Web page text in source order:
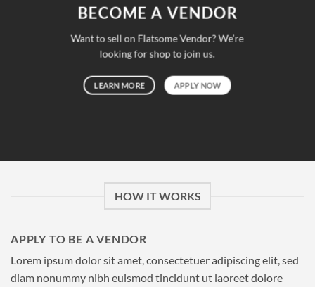
BECOME A VENDOR
Want to sell on Flatsome Vendor? We’re
looking for shop to join us.
LEARN MORE APPLY NOW
HOW IT WORKS
APPLY TO BE A VENDOR
Lorem ipsum dolor sit amet, consectetuer adipiscing elit, sed
diam nonummy nibh euismod tincidunt ut laoreet dolore